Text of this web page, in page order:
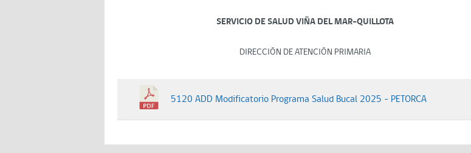
SERVICIO DE SALUD VIÑA DEL MAR-QUILLOTA
DIRECCIÓN DE ATENCIÓN PRIMARIA
5120 ADD Modificatorio Programa Salud Bucal 2025 - PETORCA